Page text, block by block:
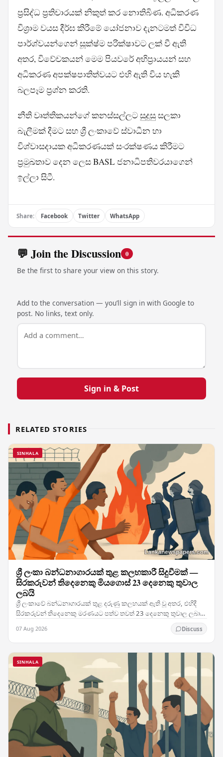
ප්‍රසිද්ධ ප්‍රතිචාරයක් නිකුත් කර නොතිබිණ. අධිකරණ
විශ්‍රාම වයස දීර්ඝ කිරීමේ යෝජනාව දැනටමත් විවිධ
පාර්ශ්වයන්ගෙන් සූක්ෂ්ම පරික්ෂාවට ලක් වී ඇති
අතර, විවේචකයන් මෙම පියවරේ අභිප්‍රායයන් සහ
අධිකරණ අපක්ෂපාතිත්වයට එහි ඇති විය හැකි
බලපෑම ප්‍රශ්න කරති.
නීති වෘත්තිකයන්ගේ කනස්සල්ලට සුදුසු සලකා
බැලීමක් දීමට සහ ශ්‍රී ලංකාවේ ස්වාධීන හා
විශ්වාසදායක අධිකරණයක් සංරක්ෂණය කිරීමට
ප්‍රමුඛතාව දෙන ලෙස BASL ජනාධිපතිවරයාගෙන්
ඉල්ලා සිටී.
Share: Facebook Twitter WhatsApp
💬 Join the Discussion 0
Be the first to share your view on this story.
Add to the conversation — you’ll sign in with Google to
post. No links, text only.
Sign in & Post
RELATED STORIES
SINHALA
ශ්‍රී ලංකා බන්ධනාගාරයක් තුළ කලහකාරී සිදුවීමක් —
සිරකරුවන් තිදෙනෙකු මියගොස් 23 දෙනෙකු තුවාල
ලබයි
ශ්‍රී ලංකාවේ බන්ධනාගාරයක් තුළ දරුණු කලහයක් ඇති වූ අතර, එහිදී
සිරකරුවන් තිදෙනෙකු මරණයට පත්ව තවත් 23 දෙනෙකු තුවාල ලබා
07 Aug 2026 Discuss
SINHALA